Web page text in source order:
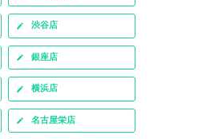
渋谷店
銀座店
横浜店
名古屋栄店